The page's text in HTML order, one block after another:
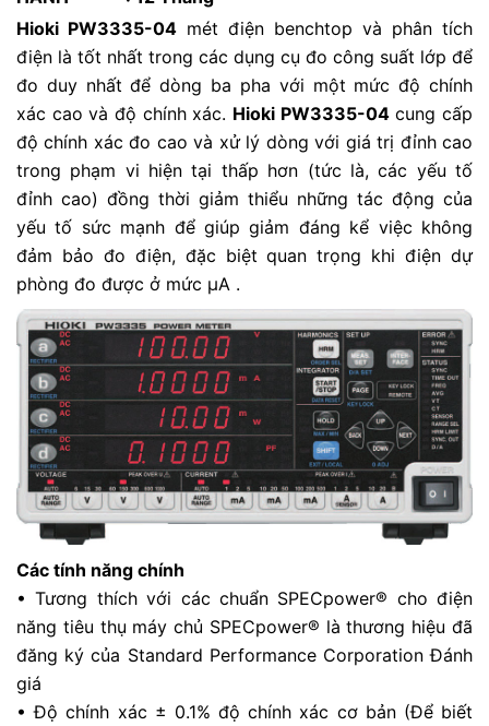
Hioki PW3335-04 mét điện benchtop và phân tích
điện là tốt nhất trong các dụng cụ đo công suất lớp để
đo duy nhất để dòng ba pha với một mức độ chính
xác cao và độ chính xác. Hioki PW3335-04cung cấp
độ chính xác đo cao và xử lý dòng với giá trị đỉnh cao
trong phạm vi hiện tại thấp hơn (tức là, các yếu tố
đỉnh cao) đồng thời giảm thiểu những tác động của
yếu tố sức mạnh để giúp giảm đáng kể việc không
đảm bảo đo điện, đặc biệt quan trọng khi điện dự
phòng đo được ở mức μA .
Các tính năng chính
• Tương thích với các chuẩn SPECpower® cho điện
năng tiêu thụ máy chủ SPECpower® là thương hiệu đã
đăng ký của Standard Performance Corporation Đánh
giá
• Độ chính xác ± 0.1% độ chính xác cơ bản (Để biết